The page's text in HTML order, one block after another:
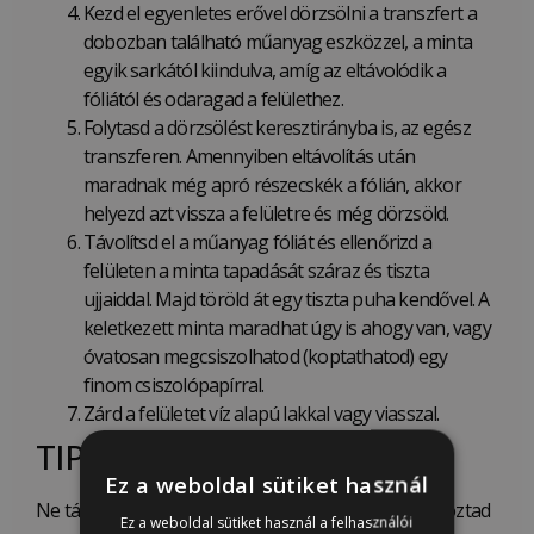
Kezd el egyenletes erővel dörzsölni a transzfert a
dobozban található műanyag eszközzel, a minta
egyik sarkától kiindulva, amíg az eltávolódik a
fóliától és odaragad a felülethez.
Folytasd a dörzsölést keresztirányba is, az egész
transzferen. Amennyiben eltávolítás után
maradnak még apró részecskék a fólián, akkor
helyezd azt vissza a felületre és még dörzsöld.
Távolítsd el a műanyag fóliát és ellenőrizd a
felületen a minta tapadását száraz és tiszta
ujjaiddal. Majd töröld át egy tiszta puha kendővel. A
keletkezett minta maradhat úgy is ahogy van, vagy
óvatosan megcsiszolhatod (koptathatod) egy
finom csiszolópapírral.
Zárd a felületet víz alapú lakkal vagy viasszal.
TIPPEK:
Ne távolítsd el a hátsó, védő papírt amíg nem határoztad
Ez a weboldal sütiket használ
Ez a weboldal sütiket használ a felhasználói